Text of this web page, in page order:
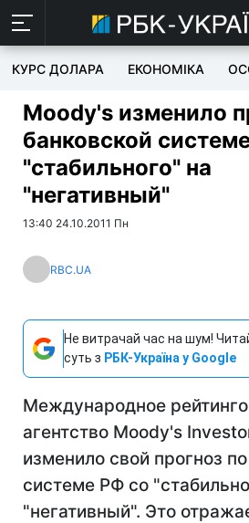
КУРС ДОЛАРА ЕКОНОМІКА
Moody's изменило
банковской
"стабильного" на
"негативный"
13:40 24.10.2011 Пн
RBC.UA
Не витрачай час на шум!
суть з РБК-Україна у Google
Международное
агентство Moody's
изменило свой прогноз
системе РФ со
"негативный". Это